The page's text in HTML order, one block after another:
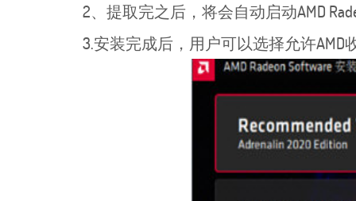
2、提取完之后，将会自动启动AMD
3.安装完成后，用户可以选择允许AMD